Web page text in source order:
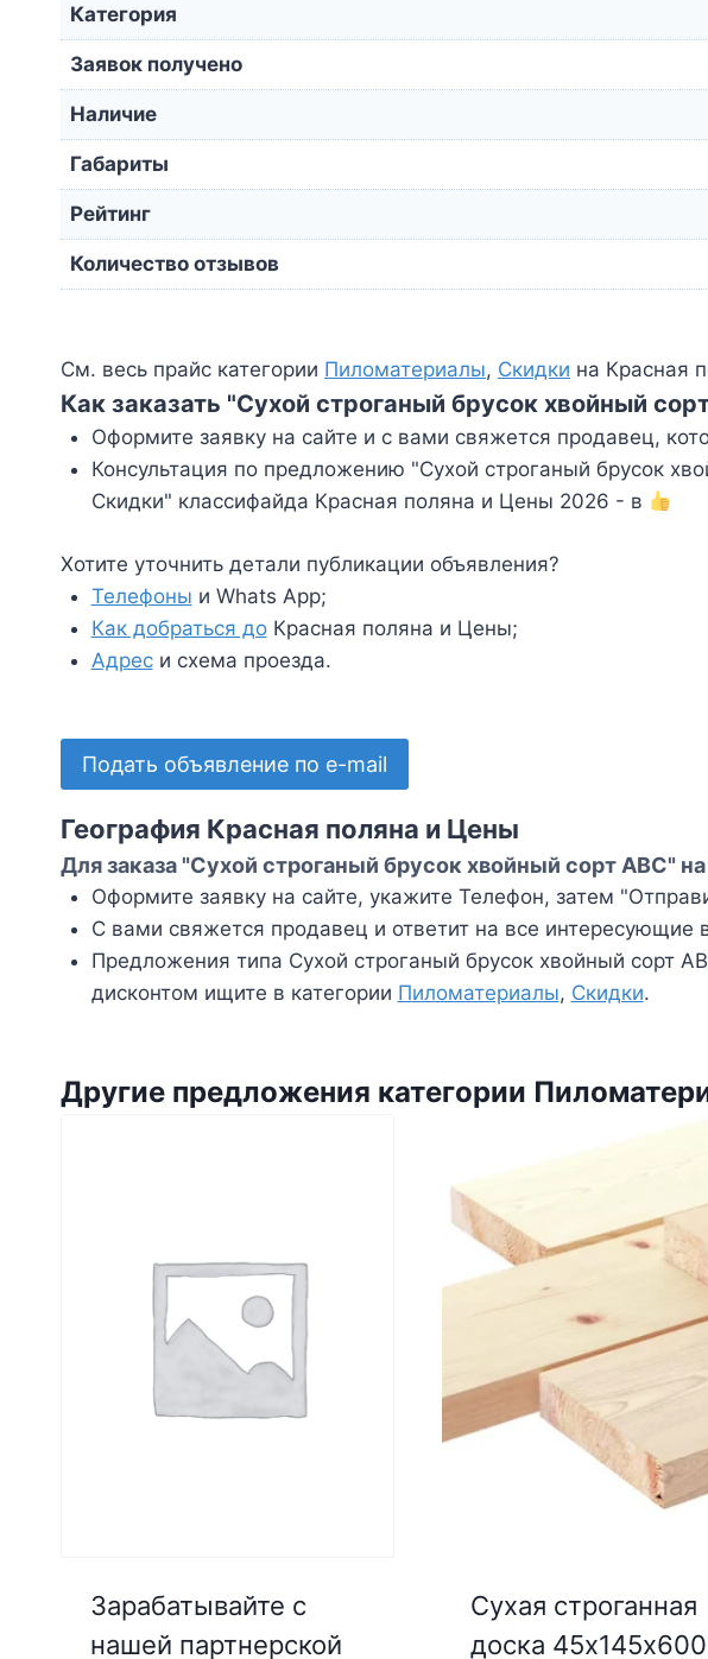
Категория
Заявок получено
Наличие
Габариты
Рейтинг
Количество отзывов
См. весь прайс категории Пиломатериалы, Скидки на Красная
Как заказать "Сухой строганый брусок хвойный
Оформите заявку на сайте и с вами свяжется продавец,
Консультация по предложению "Сухой строганый брусок
Скидки" классифайда Красная поляна и Цены 2026 - в
Хотите уточнить детали публикации объявления?
Телефоны и Whats App;
Как добраться доКрасная поляна и Цены;
Адреси схема проезда.
Подать объявление по e-mail
География Красная поляна и Цены
Для заказа "Сухой строганый брусок хвойный сорт АВС"
Оформите заявку на сайте, укажите Телефон, затем
С вами свяжется продавец и ответит на все интересующие
Предложения типа Сухой строганый брусок хвойный сорт
дисконтом ищите в категории Пиломатериалы, Скидки.
Другие предложения категории
Зарабатывайте с
нашей партнерской
Сухая строганная
доска